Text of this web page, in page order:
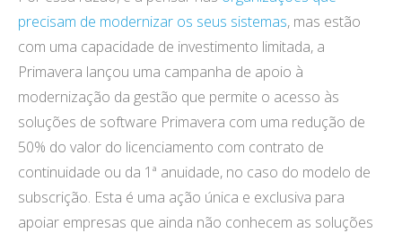
precisam de modernizar os seus sistemas, mas estão
com uma capacidade de investimento limitada, a
Primavera lançou uma campanha de apoio à
modernização da gestão que permite o acesso às
soluções de software Primavera com uma redução de
50% do valor do licenciamento com contrato de
continuidade ou da 1ª anuidade, no caso do modelo de
subscrição. Esta é uma ação única e exclusiva para
apoiar empresas que ainda não conhecem as soluções